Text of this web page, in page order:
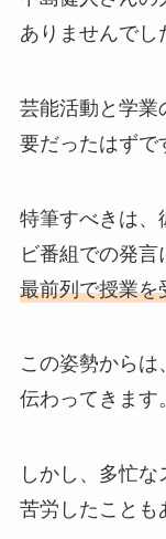
ありませんでし
芸能活動と学業
要だったはずで
特筆すべきは、
ビ番組での発言
最前列で授業を
この姿勢から
伝わってきます。
しかし、多忙
苦労したことも